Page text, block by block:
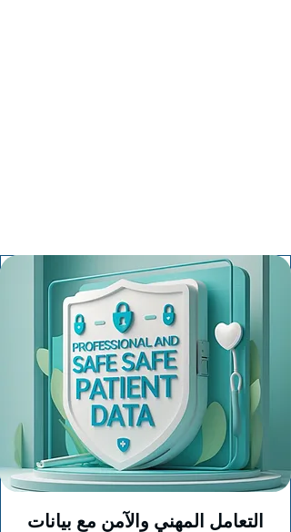
التعامل المهني والآمن مع بيانات